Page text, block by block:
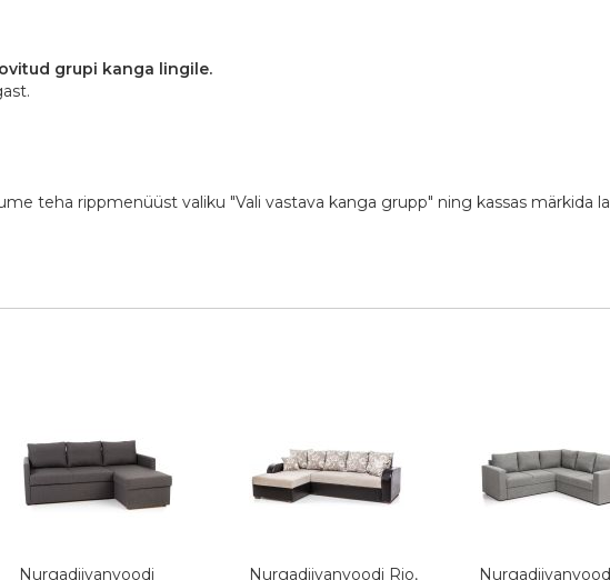
grupi kanga lingile.
teha rippmenüüst valiku "Vali vastava kanga grupp" ning kassas märkida
Nurgadiivanvoodi
Nurgadiivanvoodi Rio,